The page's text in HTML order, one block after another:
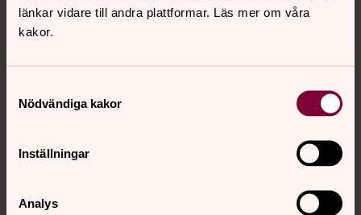
länkar vidare till andra plattformar. Läs mer om våra
kakor.
Nödvändiga kakor
Inställningar
Analys
Mobil:0725-669254
E-post:
Synpunkter eller frågor på sidans
lackalanga.forsamling@svenskakyrkan.se